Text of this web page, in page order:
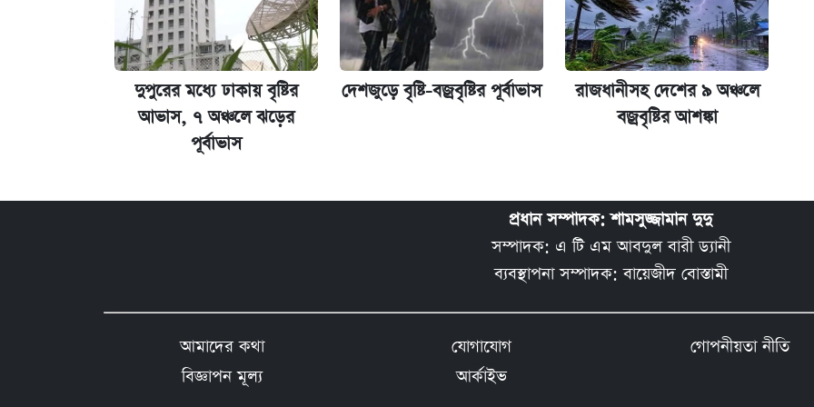
দুপুরের মধ্যে ঢাকায় বৃষ্টির
আভাস, ৭ অঞ্চলে ঝড়ের
পূর্বাভাস
দেশজুড়ে বৃষ্টি-বজ্রবৃষ্টির পূর্বাভাস
রাজধানীসহ দেশের ৯ অঞ্চলে
বজ্রবৃষ্টির আশঙ্কা
প্রধান সম্পাদক: শামসুজ্জামান দুদু
সম্পাদক: এ টি এম আবদুল বারী ড্যানী
ব্যবস্থাপনা সম্পাদক: বায়েজীদ বোস্তামী
আমাদের কথা যোগাযোগ গোপনীয়তা নীতি
বিজ্ঞাপন মূল্য
আর্কাইভ